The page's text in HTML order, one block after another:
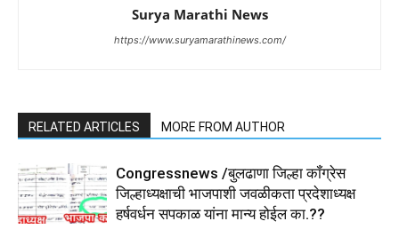
Surya Marathi News
https://www.suryamarathinews.com/
RELATED ARTICLES MORE FROM AUTHOR
Congressnews /बुलढाणा जिल्हा कॉंग्रेस
जिल्हाध्यक्षाची भाजपाशी जवळीकता प्रदेशाध्यक्ष
हर्षवर्धन सपकाळ यांना मान्य होईल का.??